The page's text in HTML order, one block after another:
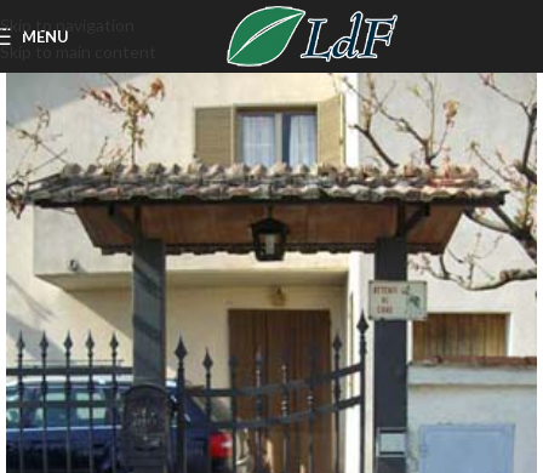
Skip to navigation
Skip to main content
MENU